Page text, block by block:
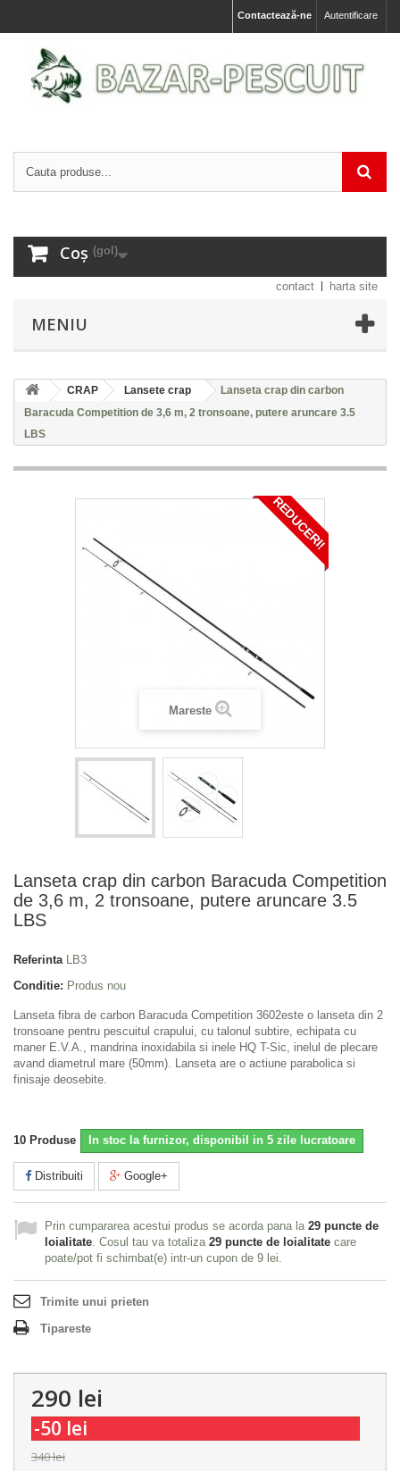
Autentificare
Contactează-ne
Coș (gol)
contact harta site
MENIU
CRAP Lansete crap
Lanseta crap din carbon
Baracuda Competition de 3,6 m, 2 tronsoane, putere aruncare 3.5
LBS
REDUCERI!
Mareste
Lanseta crap din carbon Baracuda Competition
de 3,6 m, 2 tronsoane, putere aruncare 3.5
LBS
Referinta
LB3
Conditie: Produs nou
Lanseta fibra de carbon Baracuda Competition 3602este o lanseta din 2
tronsoane pentru pescuitul crapului, cu talonul subtire, echipata cu
maner E.V.A., mandrina inoxidabila si inele HQ T-Sic, inelul de plecare
avand diametrul mare (50mm). Lanseta are o actiune parabolica si
finisaje deosebite.
10 Produse In stoc la furnizor, disponibil in 5 zile lucratoare
Distribuiti Google+
Prin cumpararea acestui produs se acorda pana la 29 puncte de
loialitate . Cosul tau va totaliza 29 puncte de loialitate care
poate/pot fi schimbat(e) intr-un cupon de 9 lei
Trimite unui prieten
Tipareste
290 lei
-50 lei
340 lei